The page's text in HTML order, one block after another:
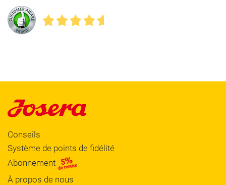
Conseils
Système de points de fidélité
Abonnement
À propos de nous